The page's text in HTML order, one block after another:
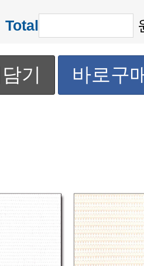
Total
기 바로구